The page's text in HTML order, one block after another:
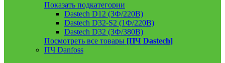
Показать подкатегории
Dastech D12 (3Ф/220В)
Dastech D32-S2 (1Ф/220В)
Dastech D32 (3Ф/380В)
Посмотреть все товары [ПЧ Dastech]
ПЧ Danfoss